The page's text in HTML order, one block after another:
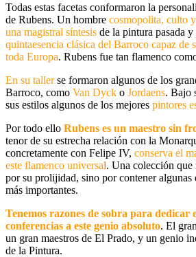
Todas estas facetas conformaron la
de Rubens. Un hombre cosmopolita, culto
una magistral síntesis de la pintura pasada y
quintaesencia clásica del Barroco capaz de
toda Europa. Rubens fue tan flamenco
En su tallerse formaron algunos de los
Barroco, como Van Dyck o Jordaens. Bajo
sus estilos algunos de los mejores pintores
Por todo ello Rubens es un maestro sin
tenor de su estrecha relación con la
concretamente con Felipe IV, conserva el
este flamenco universal. Una colección que
por su prolijidad, sino por contener algunas
más importantes.
Tenemos razones de sobra para dedicar
conferencias a este genio absoluto. El
un gran maestros de El Prado, y un genio
de la Pintura.